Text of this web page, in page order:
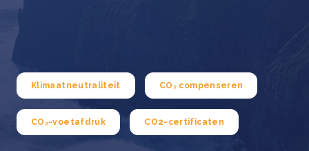
Klimaatneutraliteit CO₂ compenseren
CO₂-voetafdruk CO2-certificaten